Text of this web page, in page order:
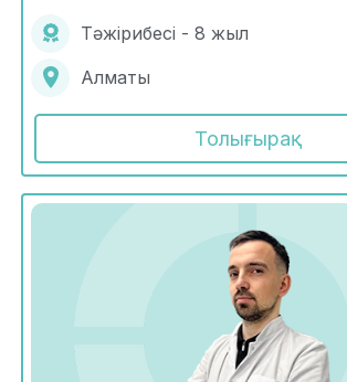
Тәжірибесі - 8 жыл
Алматы
Толығырақ